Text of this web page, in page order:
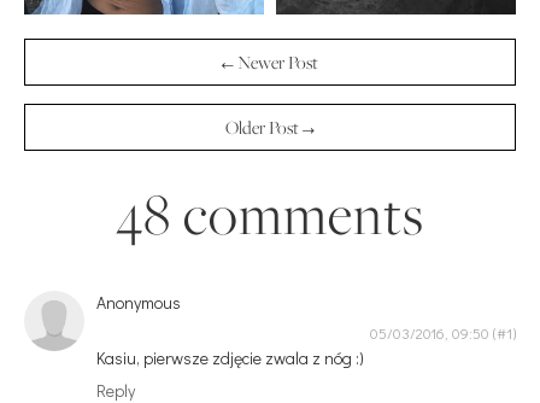
← Newer Post
Older Post →
48 comments
Anonymous
05/03/2016, 09:50
Kasiu, pierwsze zdjęcie zwala z nóg :)
Reply